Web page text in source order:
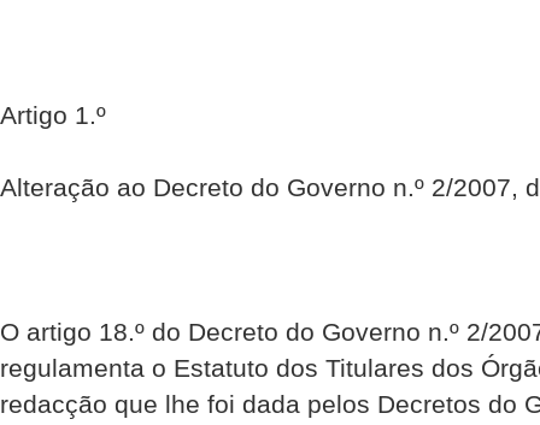
Artigo 1.º
Alteração ao Decreto do Governo n.º 2/2007,
O artigo 18.º do Decreto do Governo n.º 2/
regulamenta o Estatuto dos Titulares dos
redacção que lhe foi dada pelos Decretos do